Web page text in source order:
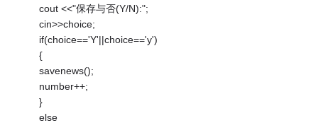
cout <<"保存与否(Y/N):";
cin>>choice;
if(choice=='Y'||choice=='y')
{
savenews();
number++;
}
else